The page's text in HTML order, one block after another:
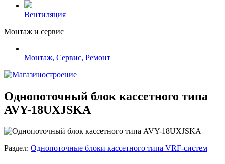
Вентиляция
Монтаж и сервис
Монтаж, Сервис, Ремонт
Однопоточный блок кассетного типа
AVY-18UXJSKA
Раздел: Однопоточные блоки кассетного типа VRF-систем